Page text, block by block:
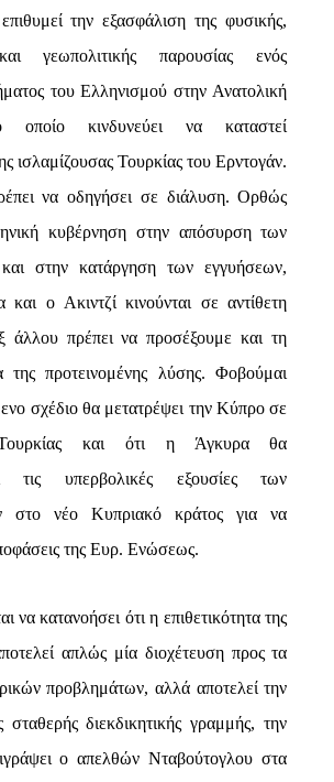
την εξασφάλιση της φυσικής,
και γεωπολιτικής παρουσίας ενός
του Ελληνισμού στην Ανατολική
οποίο κινδυνεύει να καταστεί
ισλαμίζουσας Τουρκίας του Ερντογάν.
να οδηγήσει σε διάλυση. Ορθώς
κυβέρνηση στην απόσυρση των
στην κατάργηση των εγγυήσεων,
ο Ακιντζί κινούνται σε αντίθετη
άλλου πρέπει να προσέξουμε και τη
της προτεινομένης λύσης. Φοβούμαι
σχέδιο θα μετατρέψει την Κύπρο σε
και ότι η Άγκυρα θα
τις υπερβολικές εξουσίες των
στο νέο Κυπριακό κράτος για να
της Ευρ. Ενώσεως.
να κατανοήσει ότι η επιθετικότητα της
απλώς μία διοχέτευση προς τα
προβλημάτων, αλλά αποτελεί την
σταθερής διεκδικητικής γραμμής, την
ο απελθών Νταβούτογλου στα